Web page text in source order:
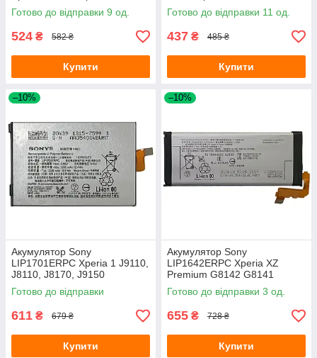
2700 mAh
Готово до відправки 9 од.
524 ₴ 582 ₴
Купити
G3212 G3221 G3223 G3226
2700 mAh
Готово до відправки 11 од.
437 ₴ 485 ₴
Купити
–10%
Акумулятор Sony
LIP1701ERPC Xperia 1 J9110,
J8110, J8170, J9150
(оригінал Китай 3300 mAh)
Готово до відправки
611 ₴ 679 ₴
Купити
–10%
Акумулятор Sony
LIP1642ERPC Xperia XZ
Premium G8142 G8141
(оригінал Китай 3180 mAh)
Готово до відправки 3 од.
655 ₴ 728 ₴
Купити